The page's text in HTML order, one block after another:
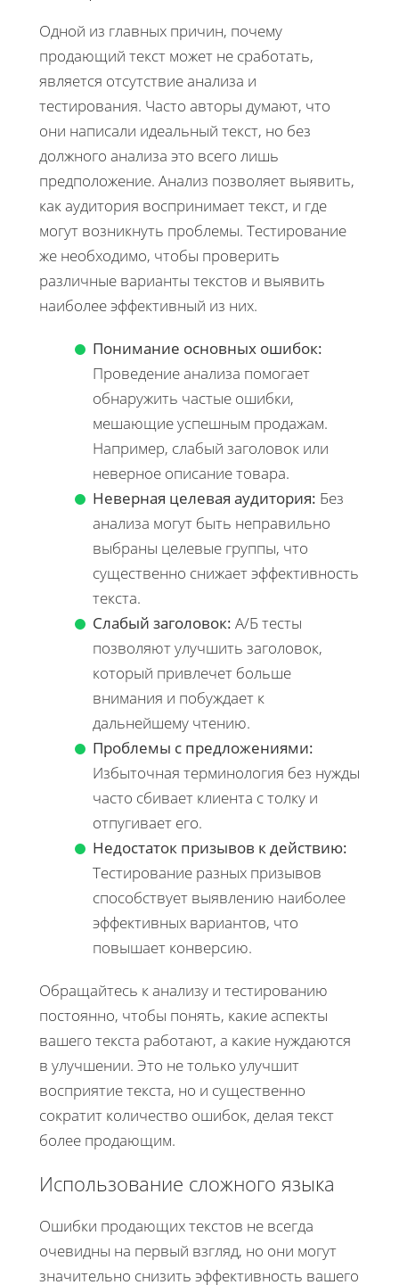
Одной из главных причин, почему
продающий текст может не сработать,
является отсутствие анализа и
тестирования. Часто авторы думают, что
они написали идеальный текст, но без
должного анализа это всего лишь
предположение. Анализ позволяет выявить,
как аудитория воспринимает текст, и где
могут возникнуть проблемы. Тестирование
же необходимо, чтобы проверить
различные варианты текстов и выявить
наиболее эффективный из них.
Понимание основных ошибок:
Проведение анализа помогает
обнаружить частые ошибки,
мешающие успешным продажам.
Например, слабый заголовок или
неверное описание товара.
Неверная целевая аудитория: Без
анализа могут быть неправильно
выбраны целевые группы, что
существенно снижает эффективность
текста.
Слабый заголовок: А/Б тесты
позволяют улучшить заголовок,
который привлечет больше
внимания и побуждает к
дальнейшему чтению.
Проблемы с предложениями:
Избыточная терминология без нужды
часто сбивает клиента с толку и
отпугивает его.
Недостаток призывов к действию:
Тестирование разных призывов
способствует выявлению наиболее
эффективных вариантов, что
повышает конверсию.
Обращайтесь к анализу и тестированию
постоянно, чтобы понять, какие аспекты
вашего текста работают, а какие нуждаются
в улучшении. Это не только улучшит
восприятие текста, но и существенно
сократит количество ошибок, делая текст
более продающим.
Использование сложного языка
Ошибки продающих текстов не всегда
очевидны на первый взгляд, но они могут
значительно снизить эффективность вашего